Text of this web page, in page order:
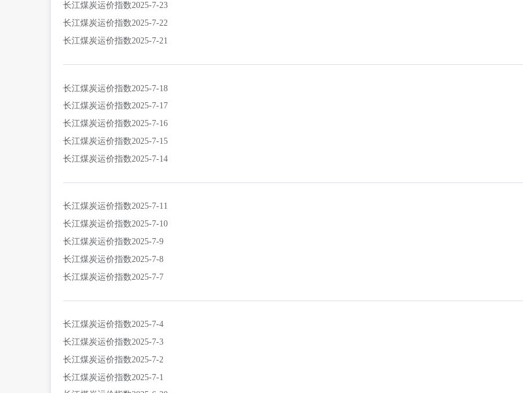
长江煤炭运价指数2025-7-23
长江煤炭运价指数2025-7-22
长江煤炭运价指数2025-7-21
长江煤炭运价指数2025-7-18
长江煤炭运价指数2025-7-17
长江煤炭运价指数2025-7-16
长江煤炭运价指数2025-7-15
长江煤炭运价指数2025-7-14
长江煤炭运价指数2025-7-11
长江煤炭运价指数2025-7-10
长江煤炭运价指数2025-7-9
长江煤炭运价指数2025-7-8
长江煤炭运价指数2025-7-7
长江煤炭运价指数2025-7-4
长江煤炭运价指数2025-7-3
长江煤炭运价指数2025-7-2
长江煤炭运价指数2025-7-1